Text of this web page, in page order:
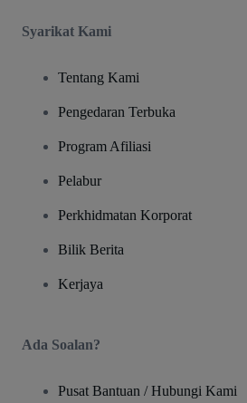
Syarikat Kami
Tentang Kami
Pengedaran Terbuka
Program Afiliasi
Pelabur
Perkhidmatan Korporat
Bilik Berita
Kerjaya
Ada Soalan?
Pusat Bantuan / Hubungi Kami